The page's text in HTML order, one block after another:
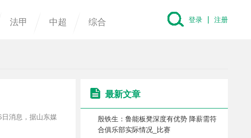
法甲 中超 综合 登录 注册
最新文章
殷铁生：鲁能板凳深度有优势 降薪需符
合俱乐部实际情况_比赛